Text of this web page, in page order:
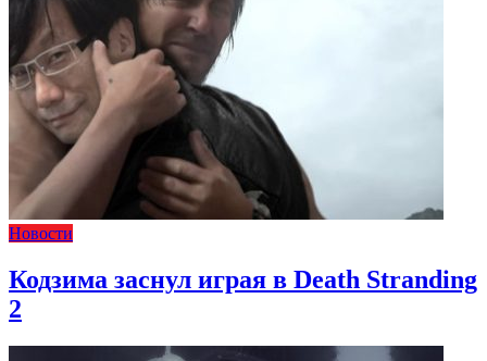
Новости
Кодзима заснул играя в Death Stranding
2